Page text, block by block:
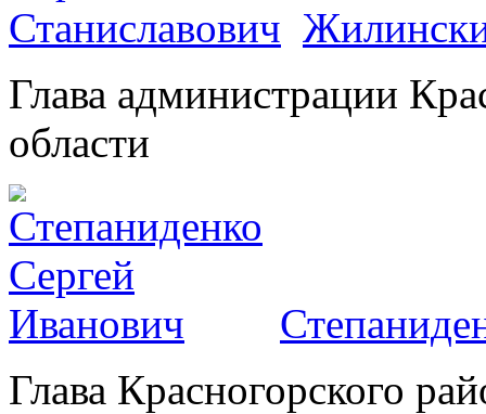
Глава администрации
области
Глава Красногорского